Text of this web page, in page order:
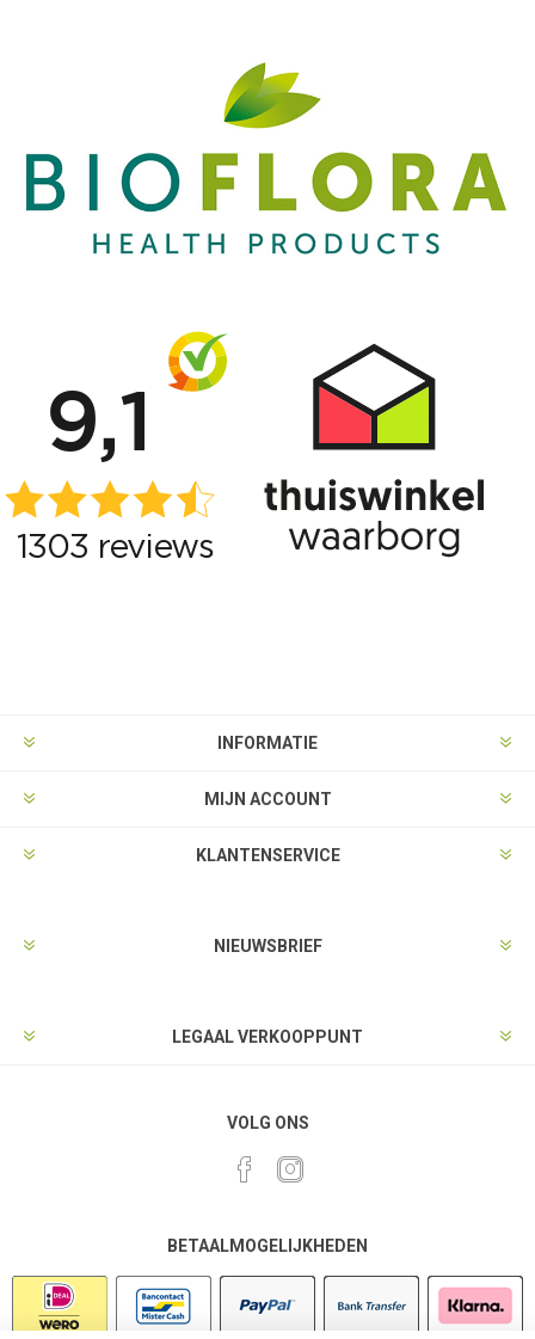
INFORMATIE
MIJN ACCOUNT
KLANTENSERVICE
NIEUWSBRIEF
LEGAAL VERKOOPPUNT
VOLG ONS
BETAALMOGELIJKHEDEN